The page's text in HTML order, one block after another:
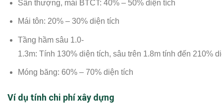
Sân thượng, mái BTCT: 40% – 50% diện tích
Mái tôn: 20% – 30% diện tích
Tầng hầm sâu 1.0-
1.3m: Tính 130% diện tích, sâu trên 1.8m tính đến 210%
Móng băng: 60% – 70% diện tích
Ví dụ tính chi phí xây dựng